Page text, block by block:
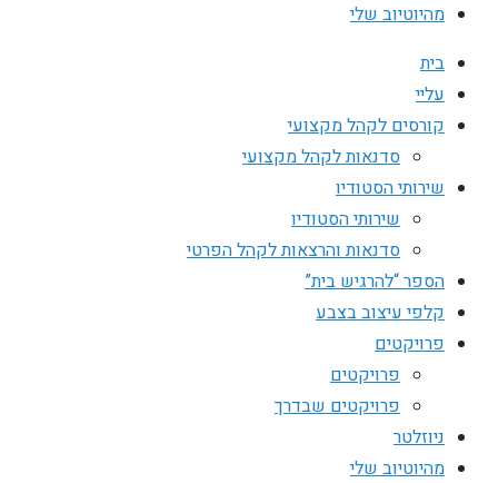
מהיוטיוב שלי
בית
עליי
קורסים לקהל מקצועי
סדנאות לקהל מקצועי
שירותי הסטודיו
שירותי הסטודיו
סדנאות והרצאות לקהל הפרטי
הספר “להרגיש בית”
קלפי עיצוב בצבע
פרויקטים
פרויקטים
פרויקטים שבדרך
ניוזלטר
מהיוטיוב שלי